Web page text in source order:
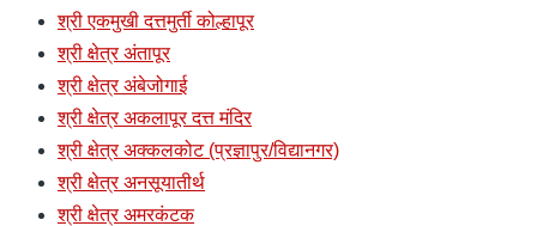
श्री एकमुखी दत्तमुर्ती कोल्हापूर
श्री क्षेत्र अंतापूर
श्री क्षेत्र अंबेजोगाई
श्री क्षेत्र अकलापूर दत्त मंदिर
श्री क्षेत्र अक्कलकोट (प्रज्ञापुर/विद्यानगर)
श्री क्षेत्र अनसूयातीर्थ
श्री क्षेत्र अमरकंटक